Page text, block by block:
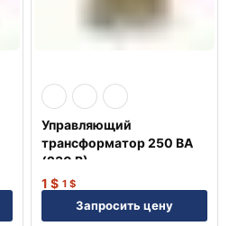
Управляющий
трансформатор 250 ВА
(230 В) —
Профессиональное
оборудование NEP
1 $ 1 $
Запросить цену